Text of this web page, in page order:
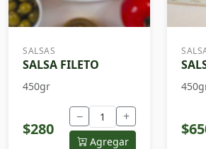
SALSAS
SALSA FILETO
450gr
$280
− +
Agregar